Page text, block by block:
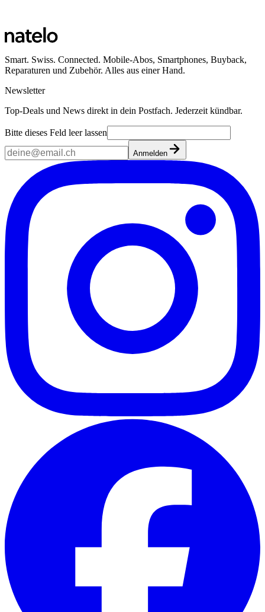
Smart. Swiss. Connected. Mobile-Abos, Smartphones, Buyback,
Reparaturen und Zubehör. Alles aus einer Hand.
Newsletter
Top-Deals und News direkt in dein Postfach. Jederzeit kündbar.
Bitte dieses Feld leer lassen
Anmelden